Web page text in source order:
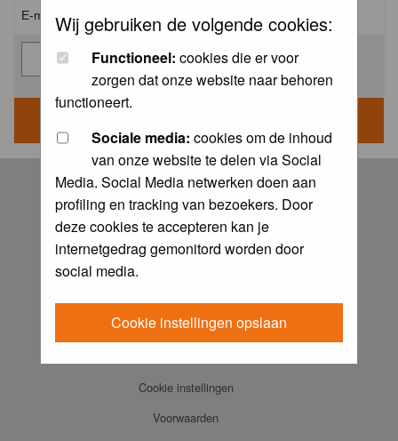
Wij gebruiken de volgende cookies:
Functioneel: cookies die er voor
zorgen dat onze website naar behoren
functioneert.
Sociale media: cookies om de inhoud
van onze website te delen via Social
Media. Social Media netwerken doen aan
profiling en tracking van bezoekers. Door
deze cookies te accepteren kan je
internetgedrag gemonitord worden door
social media.
Cookie instellingen opslaan
E-mail address: *
Log in
FAQ
Contact
Praktijkboeken
Cookie instellingen
Voorwaarden